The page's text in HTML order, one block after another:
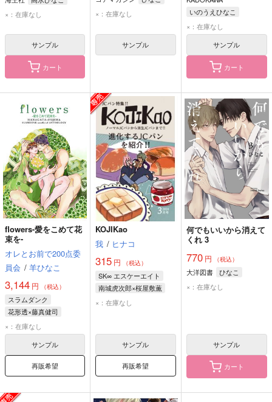
×：在庫なし
サンプル
カート
×：在庫なし
サンプル
いのうえひなこ
×：在庫なし
サンプル
カート
flowers-愛をこめて花
束を-
オレとお前で200点委
員会 / 羊ひなこ
3,144 円 （税込）
スラムダンク
花形透×藤真健司
藤真健司
×：在庫なし
サンプル
再販希望
KOJIKao
我 / ヒナコ
315 円 （税込）
SK∞ エスケーエイト
南城虎次郎×桜屋敷薫
南城虎次郎
×：在庫なし
サンプル
再販希望
何でもいいから消えて
くれ 3
770円 （税込）
大洋図書
ひなこ
×：在庫なし
サンプル
カート